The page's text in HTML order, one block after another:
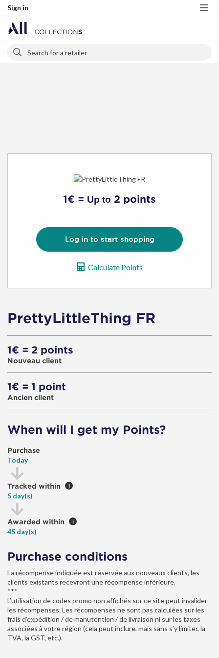
Sign in
Search
1€ = Up to 2 points
Log in to start shopping
Calculate Points
PrettyLittleThing FR
1€ = 2 points
Nouveau client
1€ = 1 point
Ancien client
When will I get my Points?
Purchase
Today
Tracked within i
5 day(s)
Awarded within i
45 day(s)
Purchase conditions
La récompense indiquée est réservée aux nouveaux clients, les
clients existants recevront une récompense inférieure.
***
L’utilisation de codes promo non affichés sur ce site peut invalider
les récompenses. Les récompenses ne sont pas calculées sur les
frais d’expédition / de manutention / de livraison ni sur les taxes
associées à votre région (cela peut inclure, mais sans s’y limiter, la
TVA, la GST, etc.).